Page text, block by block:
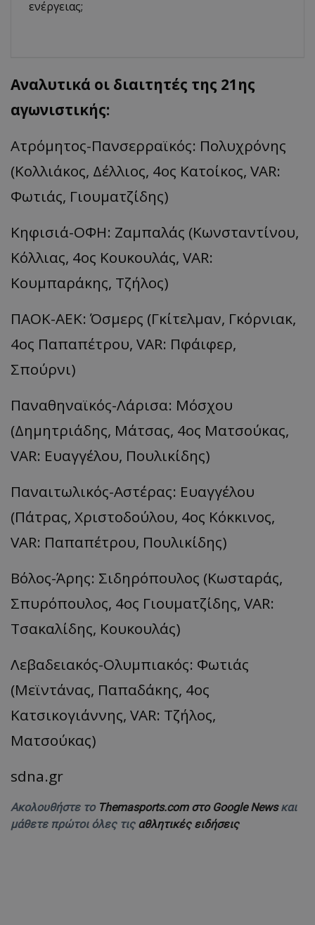
ενέργειας;
Αναλυτικά οι διαιτητές της 21ης
αγωνιστικής:
Ατρόμητος-Πανσερραϊκός: Πολυχρόνης
(Κολλιάκος, Δέλλιος, 4ος Κατοίκος, VAR:
Φωτιάς, Γιουματζίδης)
Κηφισιά-ΟΦΗ: Ζαμπαλάς (Κωνσταντίνου,
Κόλλιας, 4ος Κουκουλάς, VAR:
Κουμπαράκης, Τζήλος)
ΠΑΟΚ-ΑΕΚ: Όσμερς (Γκίτελμαν, Γκόρνιακ,
4ος Παπαπέτρου, VAR: Πφάιφερ,
Σπούρνι)
Παναθηναϊκός-Λάρισα: Μόσχου
(Δημητριάδης, Μάτσας, 4ος Ματσούκας,
VAR: Ευαγγέλου, Πουλικίδης)
Παναιτωλικός-Αστέρας: Ευαγγέλου
(Πάτρας, Χριστοδούλου, 4ος Κόκκινος,
VAR: Παπαπέτρου, Πουλικίδης)
Βόλος-Άρης: Σιδηρόπουλος (Κωσταράς,
Σπυρόπουλος, 4ος Γιουματζίδης, VAR:
Τσακαλίδης, Κουκουλάς)
Λεβαδειακός-Ολυμπιακός: Φωτιάς
(Μεϊντάνας, Παπαδάκης, 4ος
Κατσικογιάννης, VAR: Τζήλος,
Ματσούκας)
sdna.gr
Ακολουθήστε το Themasports.com στο Google Newsκαι
μάθετε πρώτοι όλες τις αθλητικές ειδήσεις